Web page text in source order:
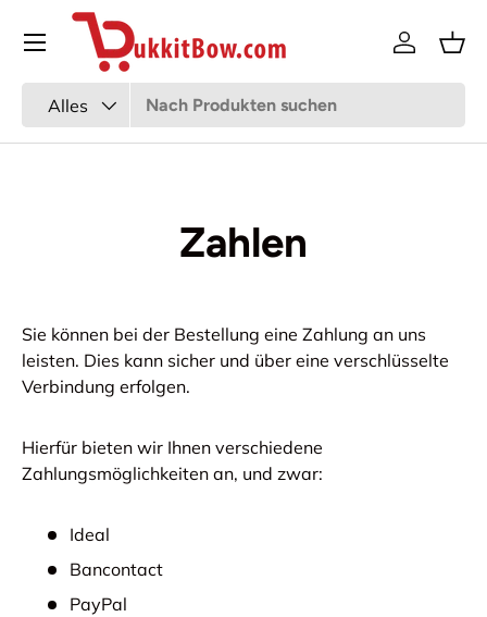
Zum Inhalt gehen
Alles
Speisekarte
Zahlen
Sie können bei der Bestellung eine Zahlung an uns
leisten. Dies kann sicher und über eine verschlüsselte
Verbindung erfolgen.
Hierfür bieten wir Ihnen verschiedene
Zahlungsmöglichkeiten an, und zwar:
Ideal
Bancontact
PayPal